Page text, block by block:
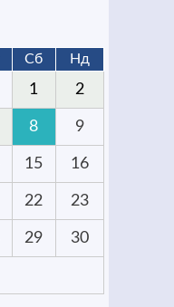
Сб Нд
1 2
8 9
15 16
22 23
29 30